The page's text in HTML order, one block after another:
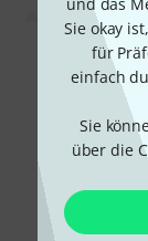
Sie okay
für
einfach
Sie
über die